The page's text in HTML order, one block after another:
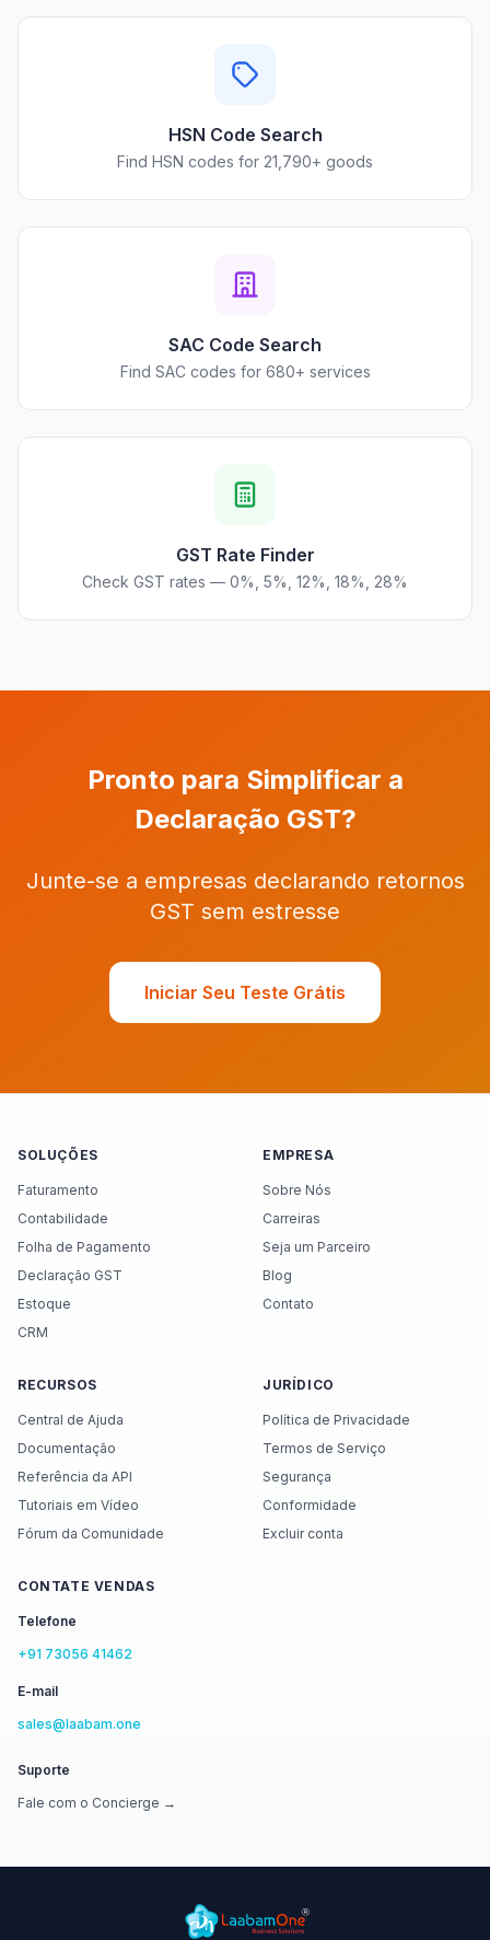
HSN Code Search
Find HSN codes for 21,790+ goods
SAC Code Search
Find SAC codes for 680+ services
GST Rate Finder
Check GST rates — 0%, 5%, 12%, 18%, 28%
Pronto para Simplificar a
Declaração GST?
Junte-se a empresas declarando retornos
GST sem estresse
Iniciar Seu Teste Grátis
SOLUÇÕES
Faturamento
Contabilidade
Folha de Pagamento
Declaração GST
Estoque
CRM
EMPRESA
Sobre Nós
Carreiras
Seja um Parceiro
Blog
Contato
RECURSOS
Central de Ajuda
Documentação
Referência da API
Tutoriais em Vídeo
Fórum da Comunidade
JURÍDICO
Política de Privacidade
Termos de Serviço
Segurança
Conformidade
Excluir conta
CONTATE VENDAS
Telefone
+91 73056 41462
E-mail
sales@laabam.one
Suporte
Fale com o Concierge →